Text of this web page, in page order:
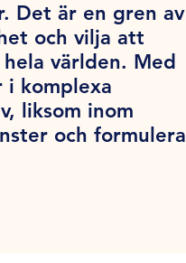
Det är en gren av
och vilja att
världen. Med
i komplexa
liksom inom
och formulera